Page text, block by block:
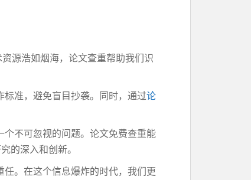
源浩如烟海，论文查重帮助我们识
准，避免盲目抄袭。同时，通过论
不可忽视的问题。论文免费查重能
的深入和创新。
。在这个信息爆炸的时代，我们更